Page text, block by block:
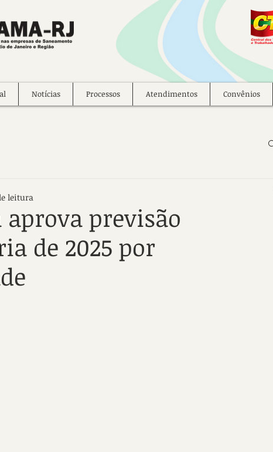
Notícias Processos Atendimentos Convênios
previsão
de 2025 por
leitura